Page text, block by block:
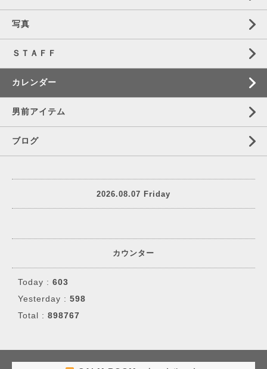
写真
ＳＴＡＦＦ
カレンダー
男前アイテム
ブログ
2026.08.07 Friday
カウンター
Today : 603
Yesterday : 598
Total : 898767